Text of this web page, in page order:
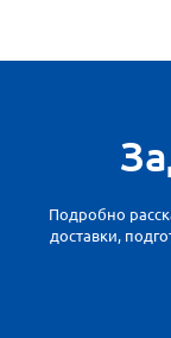
Подробно
доставки,